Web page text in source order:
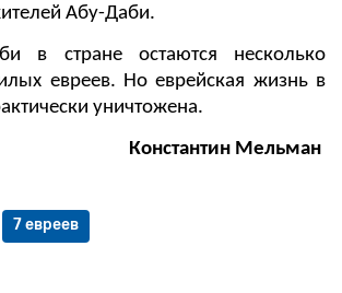
7 евреев
Абу-Даби.
в стране остаются несколько
евреев. Но еврейская жизнь в
уничтожена.
Константин Мельман